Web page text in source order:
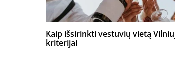
Kaip išsirinkti vestuvių vietą
kriterijai